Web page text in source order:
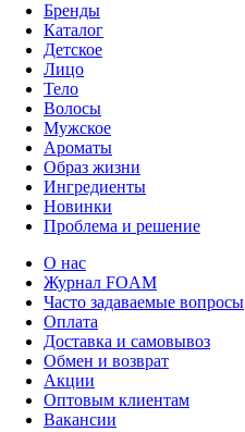
Бренды
Каталог
Детское
Лицо
Тело
Волосы
Мужское
Ароматы
Образ жизни
Ингредиенты
Новинки
Проблема и решение
О нас
Журнал FOAM
Часто задаваемые вопросы
Оплата
Доставка и самовывоз
Обмен и возврат
Акции
Оптовым клиентам
Вакансии